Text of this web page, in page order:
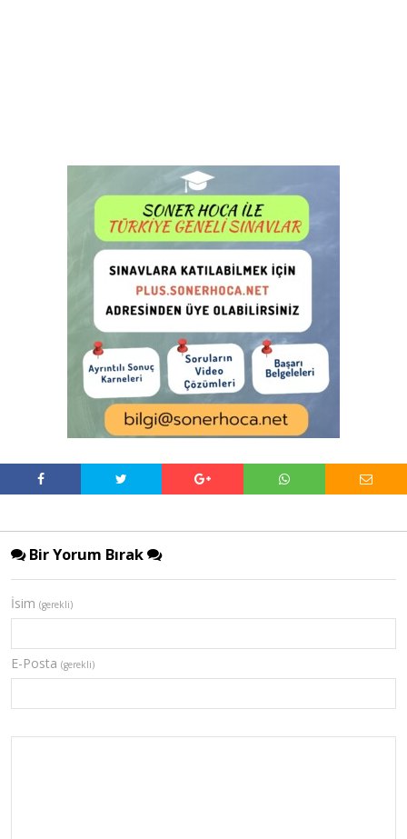
Bir Yorum Bırak
İsim (gerekli)
E-Posta (gerekli)